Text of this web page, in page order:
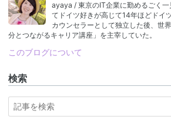
ayaya / 東京のIT企業に勤めるごく
てドイツ好きが高じて14年ほどドイ
カウンセラーとして独立した後、世
分とつながるキャリア講座」を主宰していた。
このブログについて
検索